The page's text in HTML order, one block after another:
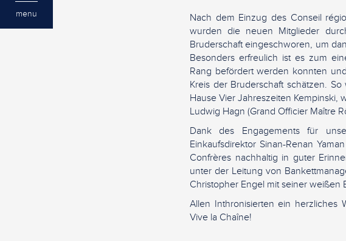
menu
Nach dem Einzug des Conseil
wurden die neuen Mitglieder
Bruderschaft eingeschworen, um
Besonders erfreulich ist es zum
Rang befördert werden konnten
Kreis der Bruderschaft schätzen.
Hause Vier Jahreszeiten Kempinski,
Ludwig Hagn (Grand Officier Maître
Dank des Engagements für
Einkaufsdirektor Sinan-Renan
Confrères nachhaltig in guter
unter der Leitung von
Christopher Engel mit seiner weißen
Allen Inthronisierten ein herzliches
Vive la Chaîne!